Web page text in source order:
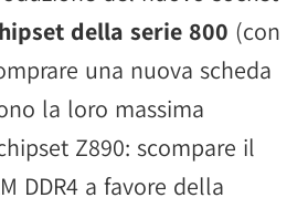
della serie 800 (con
una nuova scheda
la loro massima
Z890: scompare il
DDR4 a favore della